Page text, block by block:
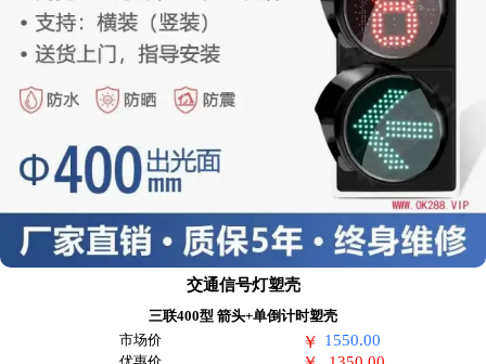
交通信号灯塑壳
三联400型 箭头+单倒计时塑壳
市场价
￥ 1550.00